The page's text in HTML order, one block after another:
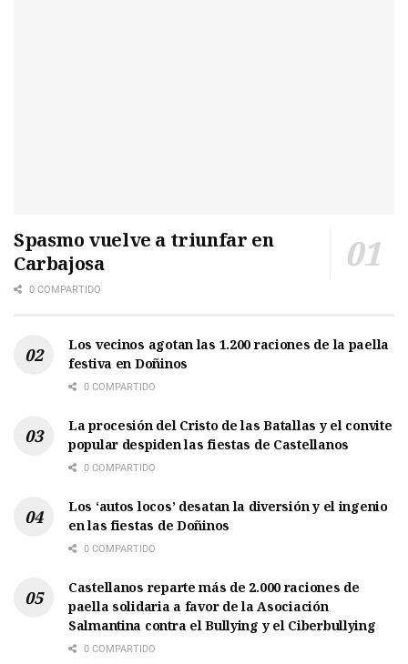
Spasmo vuelve a triunfar en
Carbajosa
0 COMPARTIDO
Los vecinos agotan las 1.200 raciones de la paella
festiva en Doñinos
0 COMPARTIDO
La procesión del Cristo de las Batallas y el convite
popular despiden las fiestas de Castellanos
0 COMPARTIDO
Los ‘autos locos’ desatan la diversión y el ingenio
en las fiestas de Doñinos
0 COMPARTIDO
Castellanos reparte más de 2.000 raciones de
paella solidaria a favor de la Asociación
Salmantina contra el Bullying y el Ciberbullying
0 COMPARTIDO